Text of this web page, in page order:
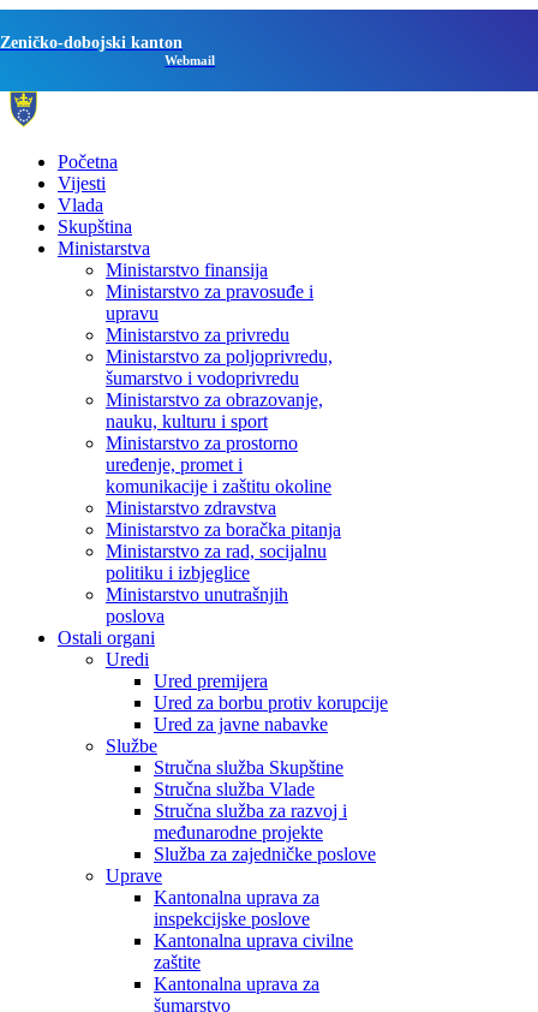
Zeničko-dobojski kanton
Webmail
Početna
Vijesti
Vlada
Skupština
Ministarstva
Ministarstvo finansija
Ministarstvo za pravosuđe i
upravu
Ministarstvo za privredu
Ministarstvo za poljoprivredu,
šumarstvo i vodoprivredu
Ministarstvo za obrazovanje,
nauku, kulturu i sport
Ministarstvo za prostorno
uređenje, promet i
komunikacije i zaštitu okoline
Ministarstvo zdravstva
Ministarstvo za boračka pitanja
Ministarstvo za rad, socijalnu
politiku i izbjeglice
Ministarstvo unutrašnjih
poslova
Ostali organi
Uredi
Ured premijera
Ured za borbu protiv korupcije
Ured za javne nabavke
Službe
Stručna služba Skupštine
Stručna služba Vlade
Stručna služba za razvoj i
međunarodne projekte
Služba za zajedničke poslove
Uprave
Kantonalna uprava za
inspekcijske poslove
Kantonalna uprava civilne
zaštite
Kantonalna uprava za
šumarstvo